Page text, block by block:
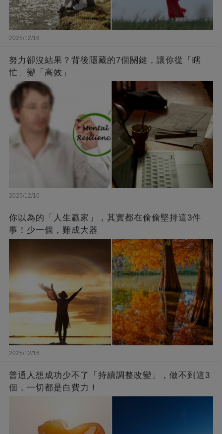
2025/12/16
努力卻沒結果？背後隱藏的7個關鍵，讓你從「瞎
忙」變「高效」
2025/12/16
你以為的「人生贏家」，其實都在偷偷堅持這3件
事！少一個，難成大器
2025/12/16
普通人想成功少不了「持續調整改變」，做不到這3
個，一切都是白費力！